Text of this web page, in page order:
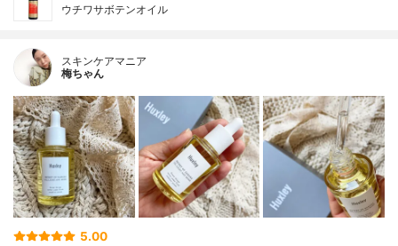
ウチワサボテンオイル
スキンケアマニア
梅ちゃん
5.00